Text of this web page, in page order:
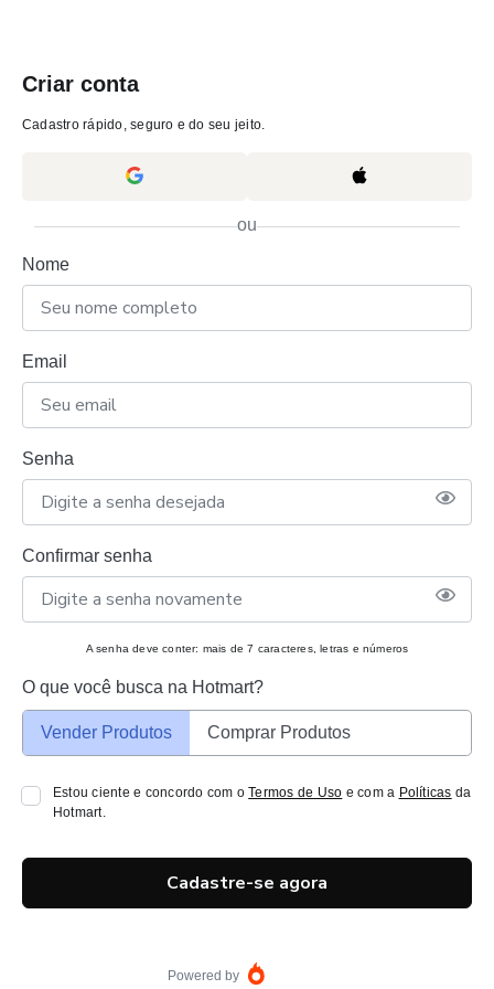
Criar conta
Cadastro rápido, seguro e do seu jeito.
ou
Nome
Email
Senha
Confirmar senha
A senha deve conter: mais de 7 caracteres, letras e números
O que você busca na Hotmart?
Vender Produtos Comprar Produtos
Estou ciente e concordo com oTermos de Uso e com a Políticas da
Hotmart.
Cadastre-se agora
Powered by